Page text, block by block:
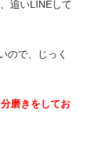
追いLINEして
ので、じっく
磨きをしてお